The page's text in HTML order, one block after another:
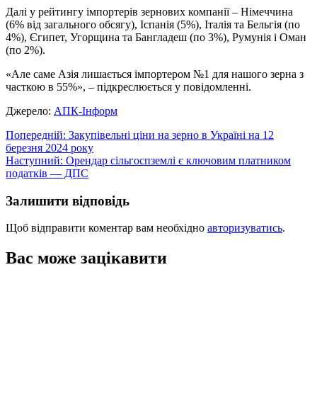
Далі у рейтингу імпортерів зернових компанії – Німеччина
(6% від загального обсягу), Іспанія (5%), Італія та Бельгія (по
4%), Єгипет, Угорщина та Бангладеш (по 3%), Румунія і Оман
(по 2%).
«Але саме Азія лишається імпортером №1 для нашого зерна з
часткою в 55%», – підкреслюється у повідомленні.
Джерело: АПК-Інформ
Навігація
записів
Попередній: Закупівельні ціни на зерно в Україні на 12
березня 2024 року
Наступний: Орендар сільгоспземлі є ключовим платником
податків — ДПС
Залишити відповідь
Щоб відправити коментар вам необхідно авторизуватись.
Вас може зацікавити